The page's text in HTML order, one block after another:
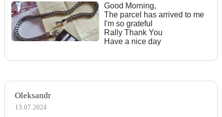
Good Morning,
The parcel has arrived to me
I'm so grateful
Rally Thank You
Have a nice day
Oleksandr
13.07.2024